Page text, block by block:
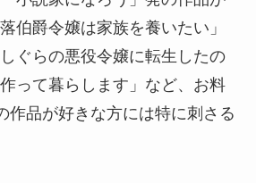
伯爵令嬢は家族を養いたい」
ぐらの悪役令嬢に転生したの
って暮らします」など、お料
作品が好きな方には特に刺さる